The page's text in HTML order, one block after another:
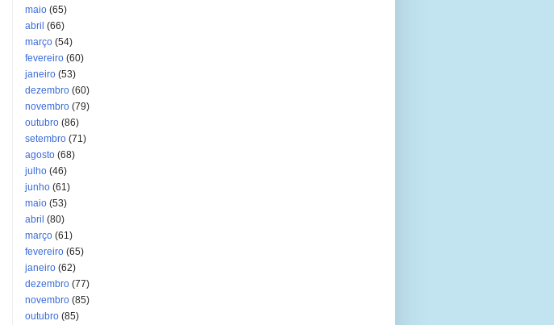
maio (65)
abril (66)
março (54)
fevereiro (60)
janeiro (53)
dezembro (60)
novembro (79)
outubro (86)
setembro (71)
agosto (68)
julho (46)
junho (61)
maio (53)
abril (80)
março (61)
fevereiro (65)
janeiro (62)
dezembro (77)
novembro (85)
outubro (85)